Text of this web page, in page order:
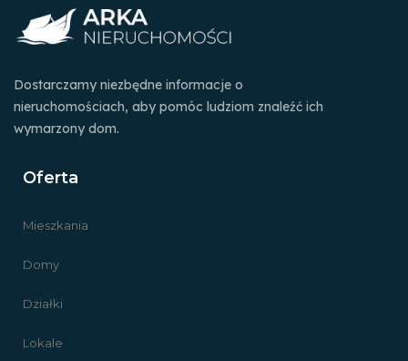
Dostarczamy niezbędne informacje o
nieruchomościach, aby pomóc ludziom znaleźć ich
wymarzony dom.
Oferta
Mieszkania
Domy
Działki
Lokale